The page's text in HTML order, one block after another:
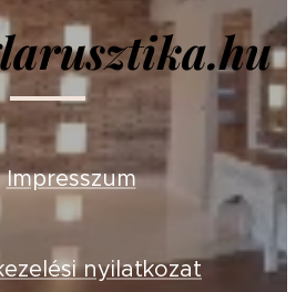
Impresszum
nyilatkozat